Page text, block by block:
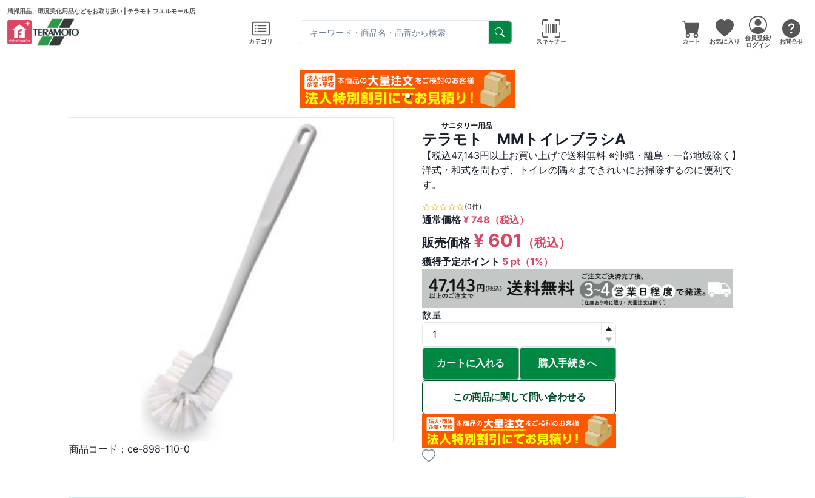
清掃用品、環境美化用品などをお取り扱い | テラモト フエルモール店
カテゴリ スキャナー カート お気に入り
会員登録/
ログイン
お問合せ
商品コード： ce-898-110-0
サニタリー用品
テラモト MMトイレブラシA
【税込47,143円以上お買い上げで送料無料 ※沖縄・離島・一部地域除く】
洋式・和式を問わず、トイレの隅々まできれいにお掃除するのに便利で
す。
(0件)
通常価格¥ 748 （税込）
販売価格¥ 601 （税込）
獲得予定ポイント 5 pt（1%）
数量
カートに入れる 購入手続きへ
この商品に関して問い合わせる